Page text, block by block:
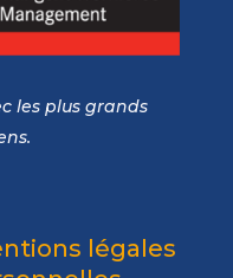
les plus grands
légales